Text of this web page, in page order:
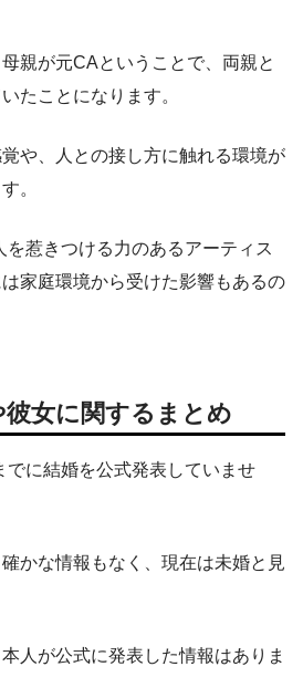
親が元CAということで、両親と
たことになります。
や、人との接し方に触れる環境が
。
を惹きつける力のあるアーティス
家庭環境から受けた影響もあるの
女に関するまとめ
でに結婚を公式発表していませ
かな情報もなく、現在は未婚と見
人が公式に発表した情報はありま